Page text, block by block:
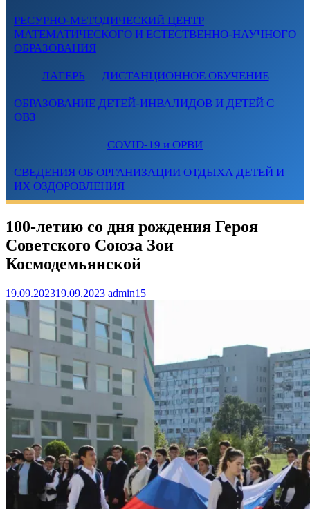
РЕСУРНО-МЕТОДИЧЕСКИЙ ЦЕНТР
МАТЕМАТИЧЕСКОГО И ЕСТЕСТВЕННО-НАУЧНОГО
ОБРАЗОВАНИЯ
ЛАГЕРЬ ДИСТАНЦИОННОЕ ОБУЧЕНИЕ
ОБРАЗОВАНИЕ ДЕТЕЙ-ИНВАЛИДОВ И ДЕТЕЙ С
ОВЗ
COVID-19 и ОРВИ
СВЕДЕНИЯ ОБ ОРГАНИЗАЦИИ ОТДЫХА ДЕТЕЙ И
ИХ ОЗДОРОВЛЕНИЯ
100-летию со дня рождения Героя
Советского Союза Зои
Космодемьянской
19.09.202319.09.2023 admin15